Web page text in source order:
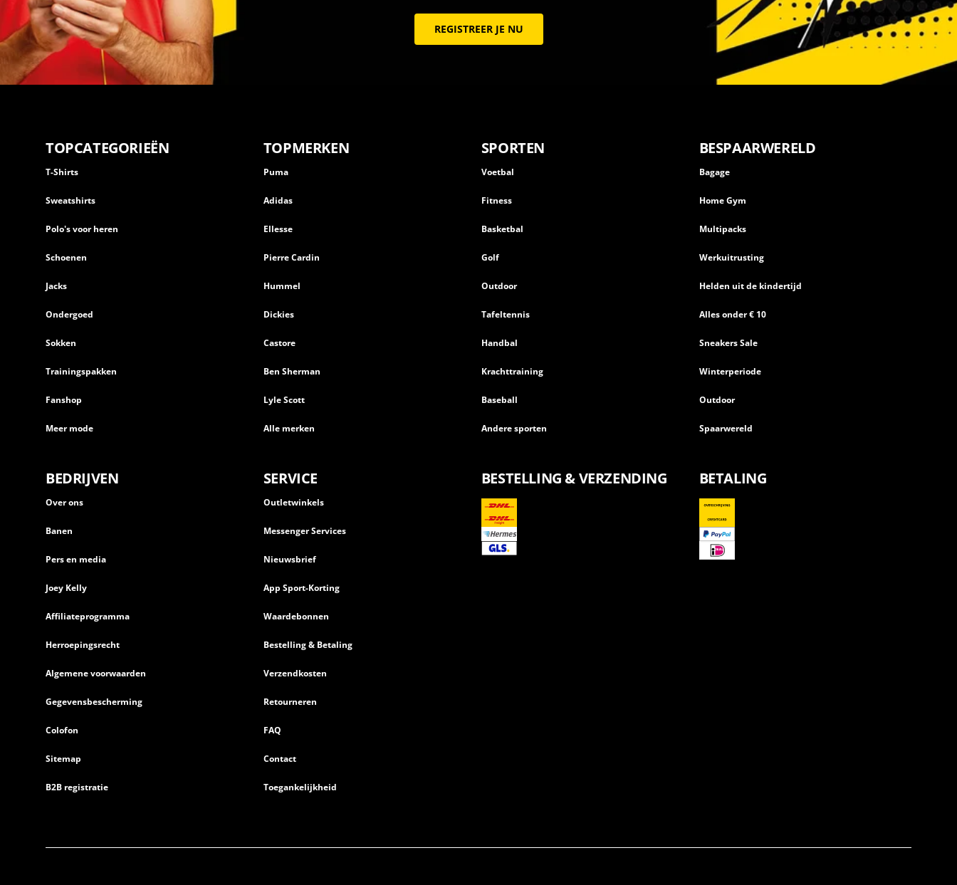
REGISTREER JE NU
TOPCATEGORIEËN
T-Shirts
Sweatshirts
Polo's voor heren
Schoenen
Jacks
Ondergoed
Sokken
Trainingspakken
Fanshop
Meer mode
TOPMERKEN
Puma
Adidas
Ellesse
Pierre Cardin
Hummel
Dickies
Castore
Ben Sherman
Lyle Scott
Alle merken
SPORTEN
Voetbal
Fitness
Basketbal
Golf
Outdoor
Tafeltennis
Handbal
Krachttraining
Baseball
Andere sporten
BESPAARWERELD
Bagage
Home Gym
Multipacks
Werkuitrusting
Helden uit de kindertijd
Alles onder € 10
Sneakers Sale
Winterperiode
Outdoor
Spaarwereld
BEDRIJVEN
Over ons
Banen
Pers en media
Joey Kelly
Affiliateprogramma
Herroepingsrecht
Algemene voorwaarden
Gegevensbescherming
Colofon
Sitemap
B2B registratie
SERVICE
Outletwinkels
Messenger Services
Nieuwsbrief
App Sport-Korting
Waardebonnen
Bestelling & Betaling
Verzendkosten
Retourneren
FAQ
Contact
Toegankelijkheid
BESTELLING & VERZENDING BETALING